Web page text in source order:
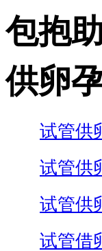
包抱
供卵
试管供
试管供
试管供
试管借